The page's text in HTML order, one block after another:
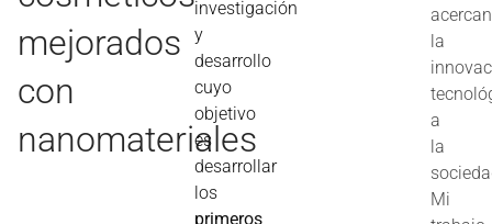
mejorados
con
nanomateriales
investigación
y
desarrollo
cuyo
objetivo
es
desarrollar
los
primeros
acercan
la
a
la
Mi